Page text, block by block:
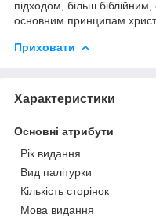
підходом, більш
основним принципам
Приховати
Характеристики
Основні атрибути
Рік видання
Вид палітурки
Кількість сторінок
Мова видання